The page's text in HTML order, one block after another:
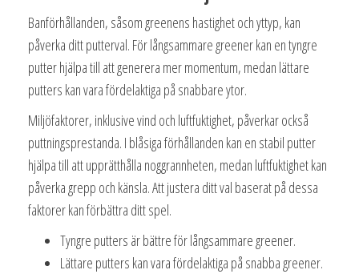
Banförhållanden, såsom greenens hastighet och yttyp, kan
påverka ditt putterval. För långsammare greener kan en tyngre
putter hjälpa till att generera mer momentum, medan lättare
putters kan vara fördelaktiga på snabbare ytor.
Miljöfaktorer, inklusive vind och luftfuktighet, påverkar också
puttningsprestanda. I blåsiga förhållanden kan en stabil putter
hjälpa till att upprätthålla noggrannheten, medan luftfuktighet kan
påverka grepp och känsla. Att justera ditt val baserat på dessa
faktorer kan förbättra ditt spel.
Tyngre putters är bättre för långsammare greener.
Lättare putters kan vara fördelaktiga på snabba greener.